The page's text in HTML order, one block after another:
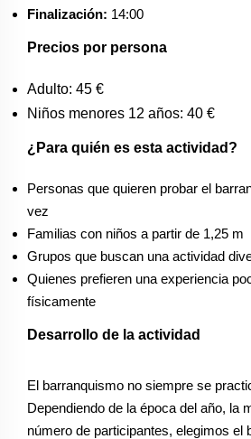
Finalización: 14:00
Precios por persona
Adulto: 45 €
Niños menores 12 años: 40 €
¿Para quién es esta actividad?
Personas que quieren probar el
vez
Familias con niños a partir de 1,25 m
Grupos que buscan una actividad
Quienes prefieren una experiencia
físicamente
Desarrollo de la actividad
El barranquismo no siempre se
Dependiendo de la época del año, la
número de participantes, elegimos el